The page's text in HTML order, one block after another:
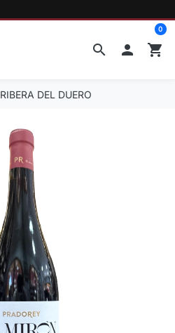
search  shopping_cart
0
RIBERA DEL DUERO